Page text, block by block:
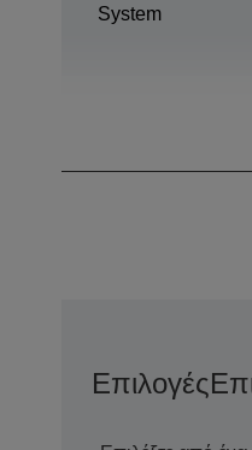
System
Επιλογές